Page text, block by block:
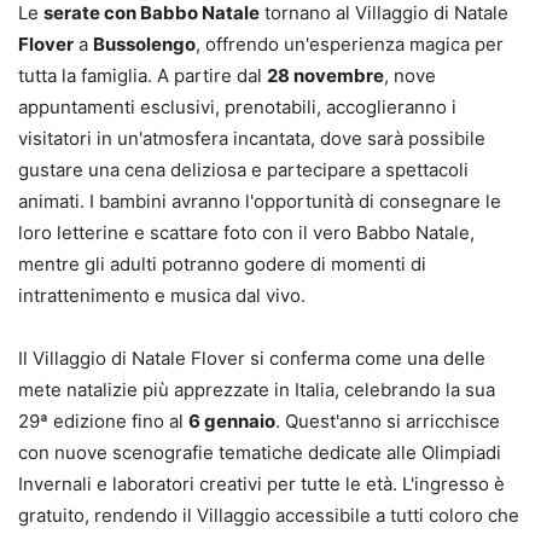
Le serate con Babbo Natale tornano al Villaggio di Natale
Flover a Bussolengo, offrendo un'esperienza magica per
tutta la famiglia. A partire dal 28 novembre, nove
appuntamenti esclusivi, prenotabili, accoglieranno i
visitatori in un'atmosfera incantata, dove sarà possibile
gustare una cena deliziosa e partecipare a spettacoli
animati. I bambini avranno l'opportunità di consegnare le
loro letterine e scattare foto con il vero Babbo Natale,
mentre gli adulti potranno godere di momenti di
intrattenimento e musica dal vivo.
Il Villaggio di Natale Flover si conferma come una delle
mete natalizie più apprezzate in Italia, celebrando la sua
29ª edizione fino al 6 gennaio. Quest'anno si arricchisce
con nuove scenografie tematiche dedicate alle Olimpiadi
Invernali e laboratori creativi per tutte le età. L'ingresso è
gratuito, rendendo il Villaggio accessibile a tutti coloro che